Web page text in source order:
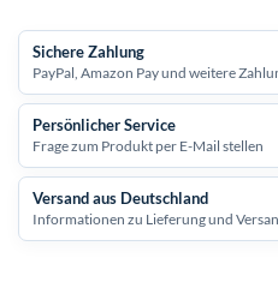
Sichere Zahlung
PayPal, Amazon Pay und weitere
Persönlicher Service
Frage zum Produkt per E-Mail stellen
Versand aus Deutschland
Informationen zu Lieferung und